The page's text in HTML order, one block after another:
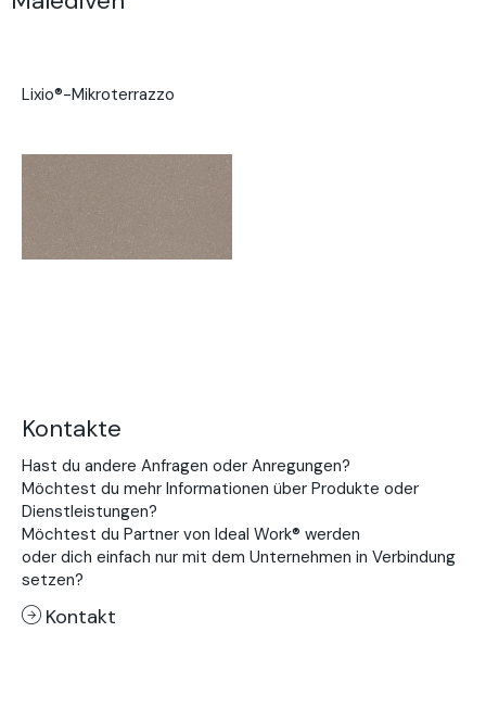
Lixio®-Mikroterrazzo
Kontakte
Hast du andere Anfragen oder Anregungen?
Möchtest du mehr Informationen über Produkte oder
Dienstleistungen?
Möchtest du Partner von Ideal Work® werden
oder dich einfach nur mit dem Unternehmen in Verbindung
setzen?
Kontakt